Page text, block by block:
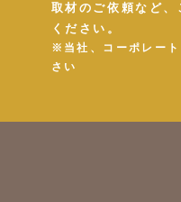
取材のご依頼など
ください。
※当社、コーポレー
さい